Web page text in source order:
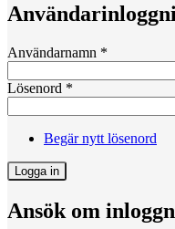
Användarnamn *
Lösenord *
Begär nytt lösenord
Ansök om